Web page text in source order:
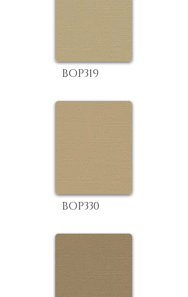
BOP319
BOP330